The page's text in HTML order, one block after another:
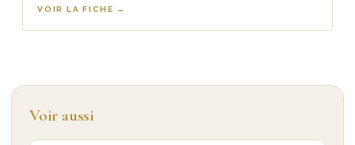
VOIR LA FICHE →
Voir aussi